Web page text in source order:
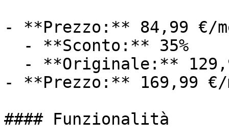
- **Prezzo:** 84,99 €/
- **Prezzo:** 169,99 €/
#### Funzionalità